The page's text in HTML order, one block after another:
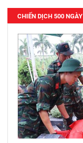
CHIẾN DỊCH 500